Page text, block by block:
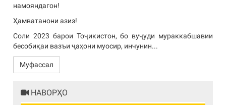
намояндагон!
Ҳамватанони азиз!
Соли 2023 барои Тоҷикистон, бо вуҷуди мураккабшавии
бесобиқаи вазъи ҷаҳони муосир, инчунин...
Муфассал
НАВОРҲО